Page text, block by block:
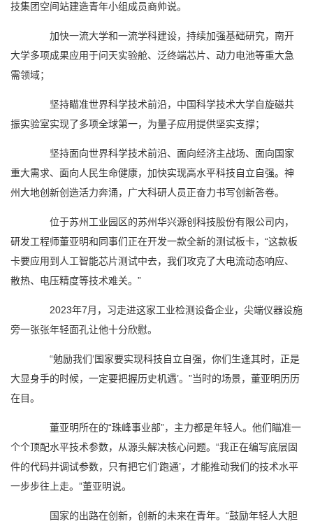
技集团空间站建造青年小组成员商帅说。
加快一流大学和一流学科建设，持续加强基础研究，南开
大学多项成果应用于问天实验舱、泛终端芯片、动力电池等重大急
需领域；
坚持瞄准世界科学技术前沿，中国科学技术大学自旋磁共
振实验室实现了多项全球第一，为量子应用提供坚实支撑；
坚持面向世界科学技术前沿、面向经济主战场、面向国家
重大需求、面向人民生命健康，加快实现高水平科技自立自强。神
州大地创新创造活力奔涌，广大科研人员正奋力书写创新答卷。
位于苏州工业园区的苏州华兴源创科技股份有限公司内，
研发工程师董亚明和同事们正在开发一款全新的测试板卡，“这款板
卡要应用到人工智能芯片测试中去，我们攻克了大电流动态响应、
散热、电压精度等技术难关。”
2023年7月，习走进这家工业检测设备企业，尖端仪器设施
旁一张张年轻面孔让他十分欣慰。
“勉励我们‘国家要实现科技自立自强，你们生逢其时，正是
大显身手的时候，一定要把握历史机遇’。”当时的场景，董亚明历历
在目。
董亚明所在的“珠峰事业部”，主力都是年轻人。他们瞄准一
个个顶配水平技术参数，从源头解决核心问题。“我正在编写底层固
件的代码并调试参数，只有把它们‘跑通’，才能推动我们的技术水平
一步步往上走。”董亚明说。
国家的出路在创新，创新的未来在青年。“鼓励年轻人大胆